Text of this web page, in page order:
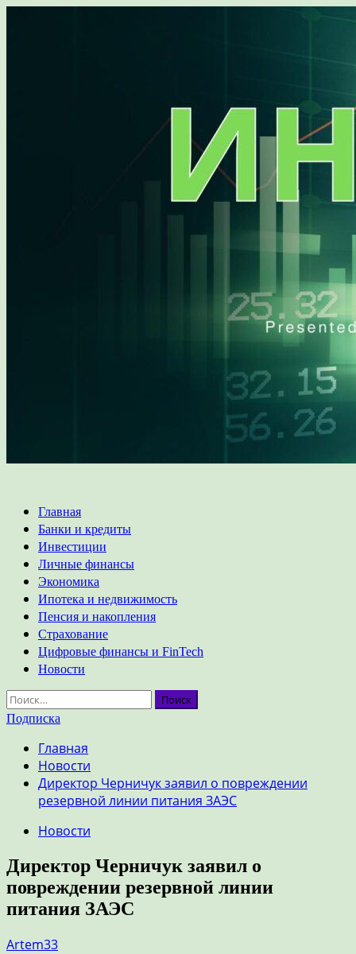
Основное
меню
Главная
Банки и кредиты
Инвестиции
Личные финансы
Экономика
Ипотека и недвижимость
Пенсия и накопления
Страхование
Цифровые финансы и FinTech
Новости
Найти:
Подписка
Главная
Новости
Директор Черничук заявил о повреждении
резервной линии питания ЗАЭС
Новости
Директор Черничук заявил о
повреждении резервной линии
питания ЗАЭС
Artem33